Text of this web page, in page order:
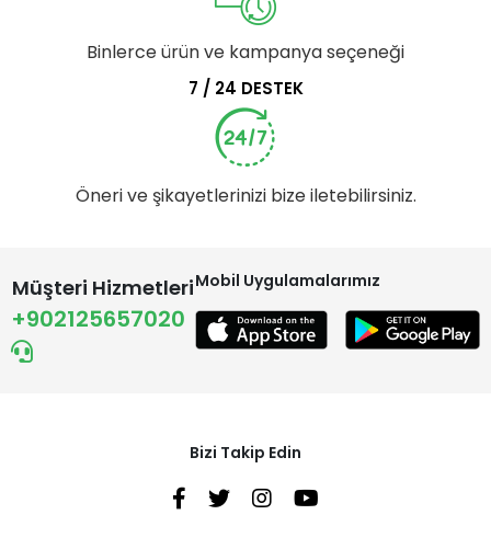
Binlerce ürün ve kampanya seçeneği
7 / 24 DESTEK
Öneri ve şikayetlerinizi bize iletebilirsiniz.
Müşteri Hizmetleri
+902125657020
Mobil Uygulamalarımız
Bizi Takip Edin